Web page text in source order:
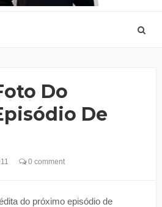
Do
De
0 comment
do próximo episódio de